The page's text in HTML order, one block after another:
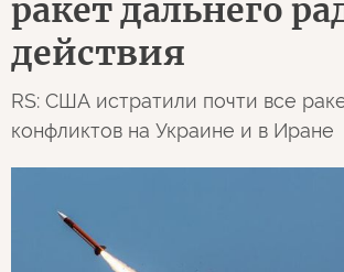
ракет дальнего
действия
RS: США истратили почти все
конфликтов на Украине и в Иране